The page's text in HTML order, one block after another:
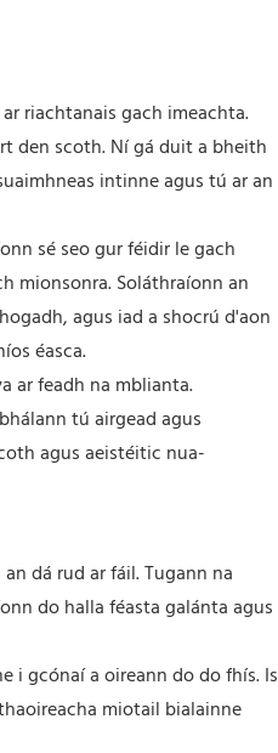
riachtanais gach imeachta.
den scoth. Ní gá duit a bheith
intinne agus tú ar an
sé seo gur féidir le gach
mionsonra. Soláthraíonn an
agus iad a shocrú d'aon
éasca.
ar feadh na mblianta.
tú airgead agus
agus aeistéitic nua-
dá rud ar fáil. Tugann na
do halla féasta galánta agus
i gcónaí a oireann do do fhís. Is
miotail bialainne